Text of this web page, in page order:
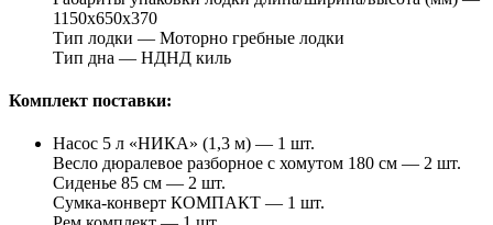
1150х650х370
Тип лодки — Моторно гребные лодки
Тип дна — НДНД киль
Комплект поставки:
Насос 5 л «НИКА» (1,3 м) — 1 шт.
Весло дюралевое разборное с хомутом 180 см — 2 шт.
Сиденье 85 см — 2 шт.
Сумка-конверт КОМПАКТ — 1 шт.